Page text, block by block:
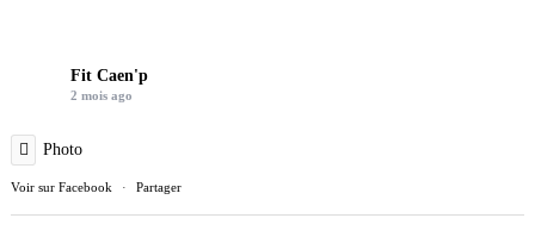
Fit Caen'p
2 mois ago
Photo
Voir sur Facebook · Partager